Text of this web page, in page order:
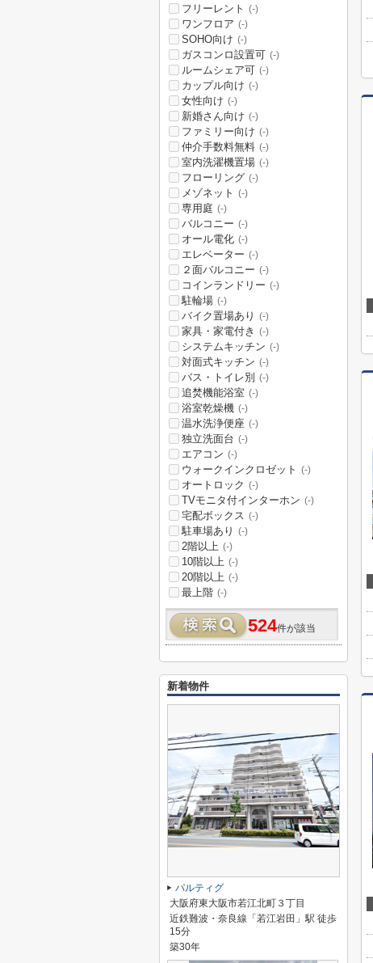
フリーレント (-)
ワンフロア (-)
SOHO向け (-)
ガスコンロ設置可 (-)
ルームシェア可 (-)
カップル向け (-)
女性向け (-)
新婚さん向け (-)
ファミリー向け (-)
仲介手数料無料 (-)
室内洗濯機置場 (-)
フローリング (-)
メゾネット (-)
専用庭 (-)
バルコニー (-)
オール電化 (-)
エレベーター (-)
２面バルコニー (-)
コインランドリー (-)
駐輪場 (-)
バイク置場あり (-)
家具・家電付き (-)
システムキッチン (-)
対面式キッチン (-)
バス・トイレ別 (-)
追焚機能浴室 (-)
浴室乾燥機 (-)
温水洗浄便座 (-)
独立洗面台 (-)
エアコン (-)
ウォークインクロゼット (-)
オートロック (-)
TVモニタ付インターホン (-)
宅配ボックス (-)
駐車場あり (-)
2階以上 (-)
10階以上 (-)
20階以上 (-)
最上階 (-)
524件が該当
新着物件
パルティグ
大阪府東大阪市若江北町３丁目
近鉄難波・奈良線「若江岩田」駅 徒歩
15分
築30年